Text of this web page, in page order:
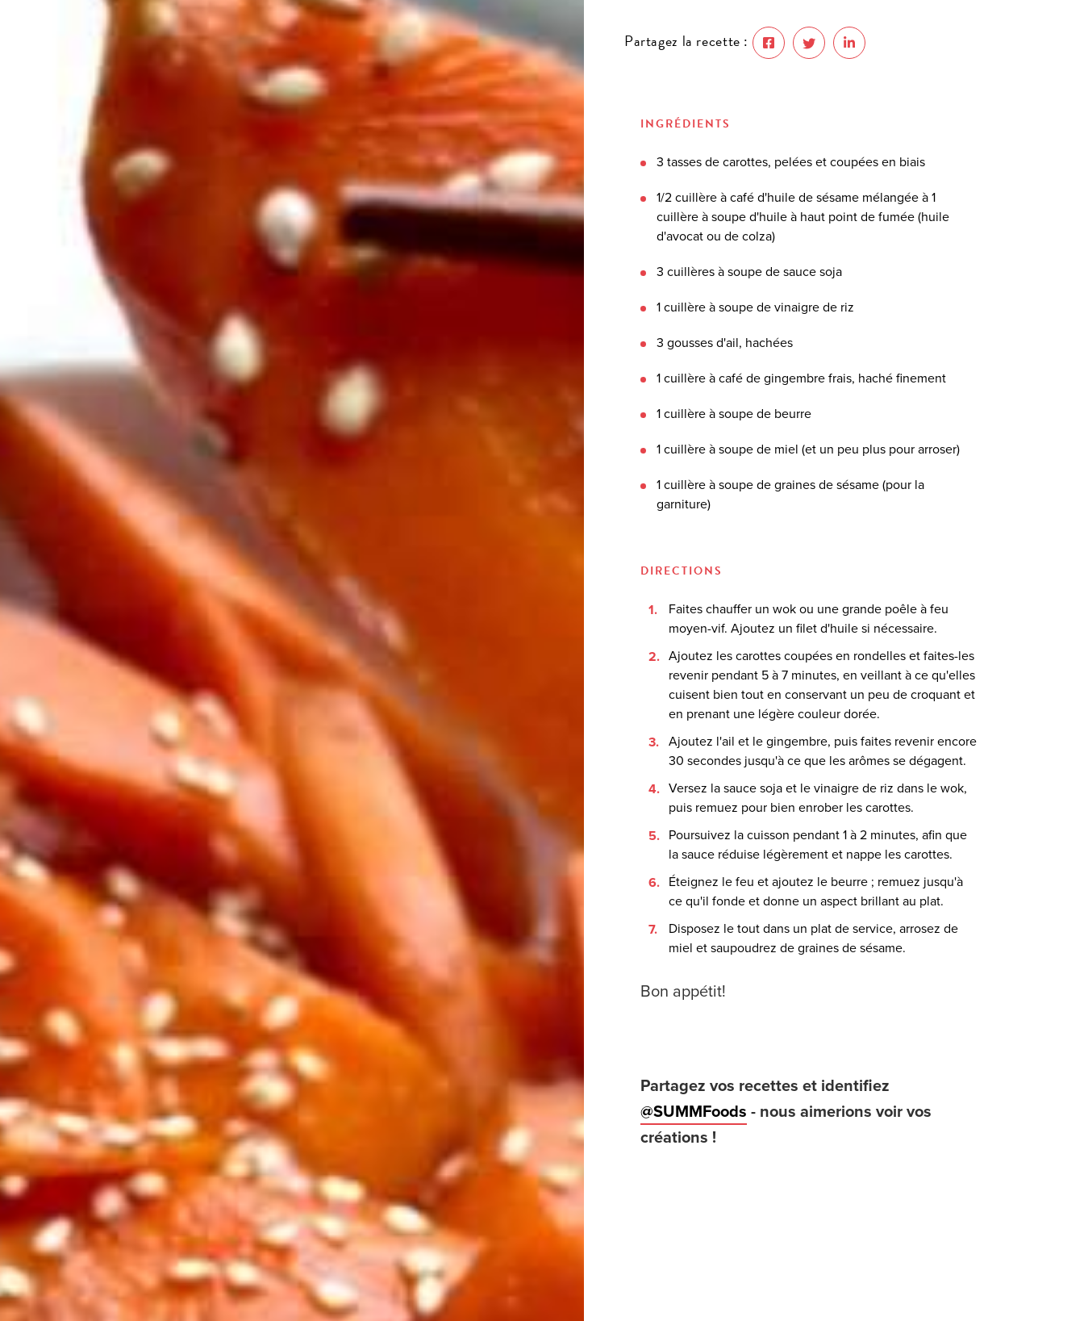
Partagez la recette :
INGRÉDIENTS
3 tasses de carottes, pelées et coupées en biais
1/2 cuillère à café d'huile de sésame mélangée à 1
cuillère à soupe d'huile à haut point de fumée (huile
d'avocat ou de colza)
3 cuillères à soupe de sauce soja
1 cuillère à soupe de vinaigre de riz
3 gousses d'ail, hachées
1 cuillère à café de gingembre frais, haché finement
1 cuillère à soupe de beurre
1 cuillère à soupe de miel (et un peu plus pour arroser)
1 cuillère à soupe de graines de sésame (pour la
garniture)
DIRECTIONS
Faites chauffer un wok ou une grande poêle à feu
moyen-vif. Ajoutez un filet d'huile si nécessaire.
Ajoutez les carottes coupées en rondelles et faites-les
revenir pendant 5 à 7 minutes, en veillant à ce qu'elles
cuisent bien tout en conservant un peu de croquant et
en prenant une légère couleur dorée.
Ajoutez l'ail et le gingembre, puis faites revenir encore
30 secondes jusqu'à ce que les arômes se dégagent.
Versez la sauce soja et le vinaigre de riz dans le wok,
puis remuez pour bien enrober les carottes.
Poursuivez la cuisson pendant 1 à 2 minutes, afin que
la sauce réduise légèrement et nappe les carottes.
Éteignez le feu et ajoutez le beurre ; remuez jusqu'à
ce qu'il fonde et donne un aspect brillant au plat.
Disposez le tout dans un plat de service, arrosez de
miel et saupoudrez de graines de sésame.
Bon appétit!
Partagez vos recettes et identifiez
@SUMMFoods - nous aimerions voir vos
créations !